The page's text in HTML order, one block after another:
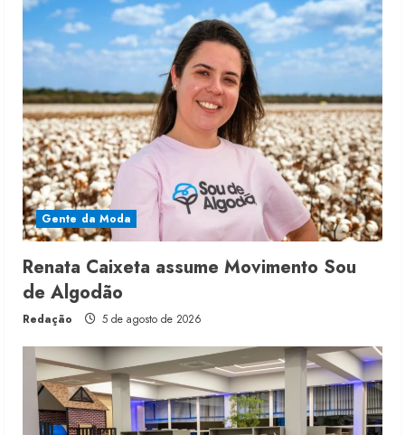
Gente da Moda
Renata Caixeta assume Movimento Sou
de Algodão
Redação 5 de agosto de 2026